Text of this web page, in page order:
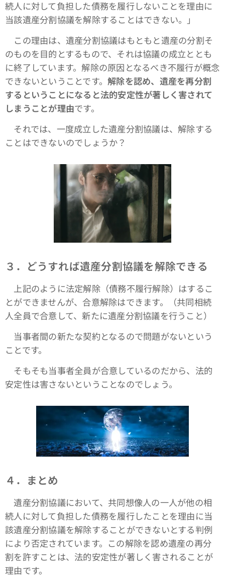
続人に対して負担した債務を履行しないことを理由に
当該遺産分割協議を解除することはできない。」
この理由は、遺産分割協議はもともと遺産の分割そ
のものを目的とするもので、それは協議の成立ととも
に終了しています。解除の原因となるべき不履行が概念
できないということです。解除を認め、遺産を再分割
するということになると法的安定性が著しく害されて
しまうことが理由です。
それでは、一度成立した遺産分割協議は、解除する
ことはできないのでしょうか？
３．どうすれば遺産分割協議を解除できる
上記のように法定解除（債務不履行解除）はするこ
とができませんが、合意解除はできます。（共同相続
人全員で合意して、新たに遺産分割協議を行うこと）
当事者間の新たな契約となるので問題がないという
ことです。
そもそも当事者全員が合意しているのだから、法的
安定性は害さないということなのでしょう。
４．まとめ
遺産分割協議において、共同想像人の一人が他の相
続人に対して負担した債務を履行したことを理由に当
該遺産分割協議を解除することができないとする判例
により否定されています。この解除を認め遺産の再分
割を許すことは、法的安定性が著しく害されることが
理由です。